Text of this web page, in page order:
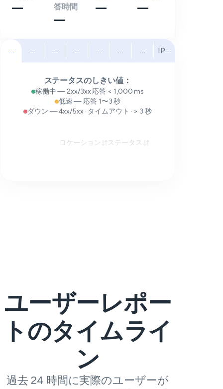
—
答時間
—
— —
すべて北米 南米 ヨーロッパ
中東 アフリカアジア太平洋
IPv6
ステータスのしきい値：
稼働中 — 2xx/3xx 応答 < 1,000 ms
低速 — 応答 1〜3 秒
ダウン — 4xx/5xx · タイムアウト · > 3 秒
ロケーション ステータス
ユーザーレポー
トのタイムライ
ン
過去 24 時間に実際のユーザーが